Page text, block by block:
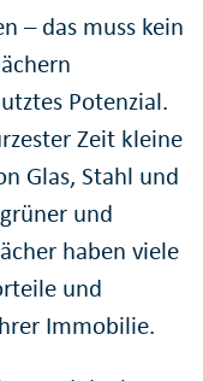
– das muss kein
Potenzial.
Zeit kleine
Glas, Stahl und
und
haben viele
und
Immobilie.